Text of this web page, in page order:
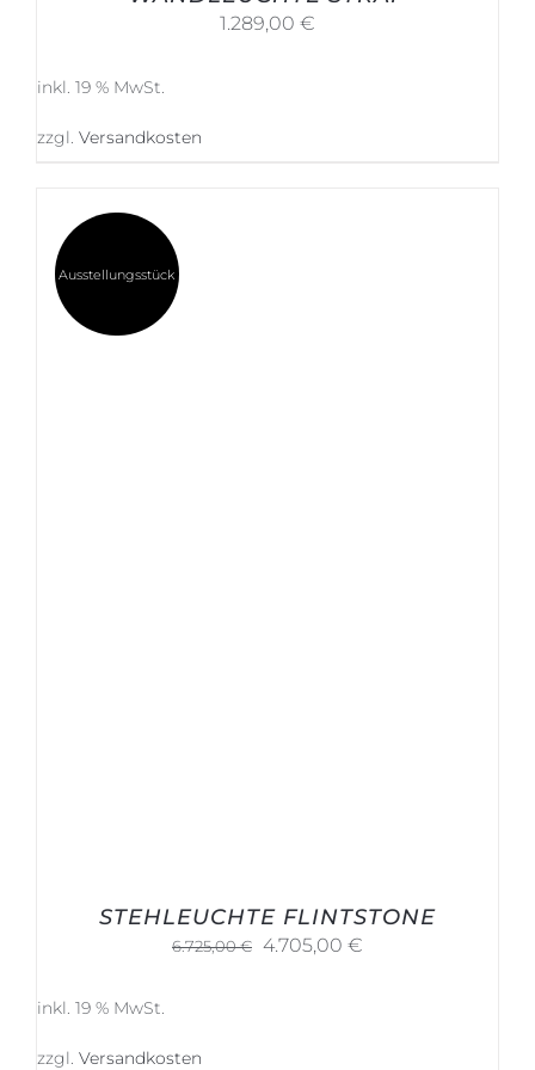
1.289,00 €
inkl. 19 % MwSt.
zzgl. Versandkosten
Ausstellungsstück
STEHLEUCHTE FLINTSTONE
6.725,00€ Ursprünglicher
4.705,00 €
inkl. 19 % MwSt.
zzgl. Versandkosten